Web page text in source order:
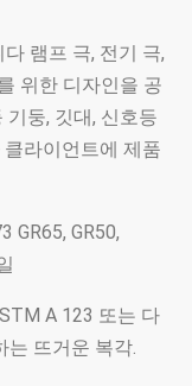
램프 극, 전기 극,
위한 디자인을 공
기둥, 깃대, 신호등
라이언트에 제품
GR65, GR50,
A 123 또는 다
는 뜨거운 복각.